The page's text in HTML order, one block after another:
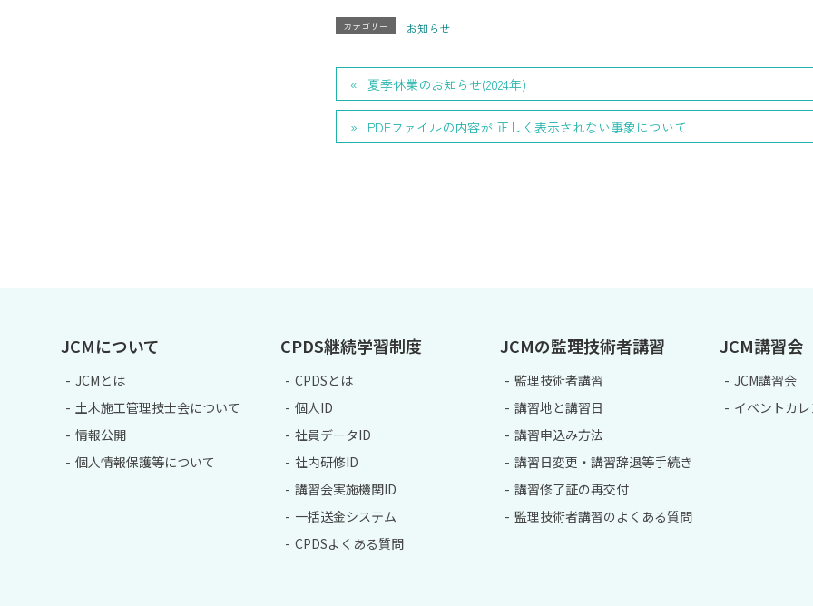
カテゴリー お知らせ
夏季休業のお知らせ(2024年)
PDFファイルの内容が 正しく表示されない事象について
JCMについて
JCMとは
土木施工管理技士会について
情報公開
個人情報保護等について
CPDS継続学習制度
CPDSとは
個人ID
社員データID
社内研修ID
講習会実施機関ID
一括送金システム
CPDSよくある質問
JCMの監理技術者講習
監理技術者講習
講習地と講習日
講習申込み方法
講習日変更・講習辞退等手続き
講習修了証の再交付
監理技術者講習のよくある質問
JCM講習会
JCM講習会
イベントカ